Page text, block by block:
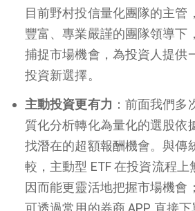
目前野村投信量化團隊的主管
豐富、專業嚴謹的團隊領導下
捕捉市場機會，為投資人提供
投資新選擇。
主動投資更有力 ：前面我們多
質化分析轉化為量化的選股依
找潛在的超額報酬機會。與傳
較，主動型 ETF 在投資流程上
因而能更靈活地把握市場機會
可透過常用的券商 APP 直接